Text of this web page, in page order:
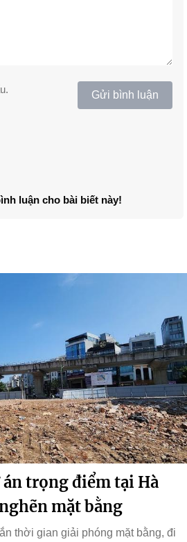
Gửi bình luận
luận cho bài biết này!
trọng điểm tại Hà
mặt bằng
thời gian giải phóng mặt bằng, đi